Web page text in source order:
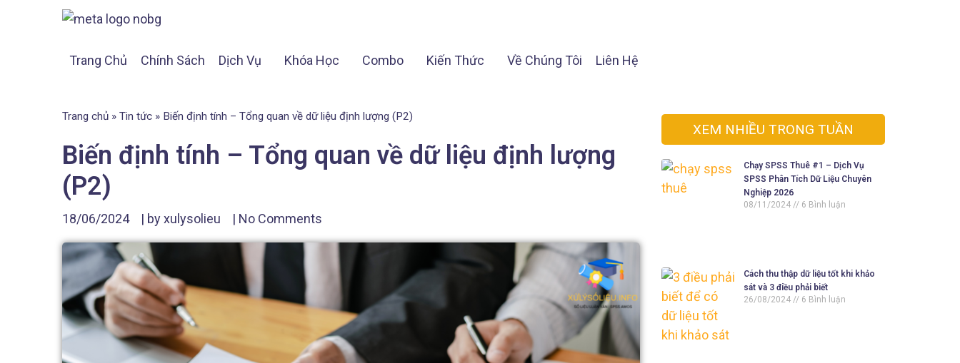
Trang Chủ Chính Sách Dịch Vụ Khóa Học Combo Kiến Thức Về Chúng Tôi Liên Hệ
Trang chủ » Tin tức » Biến định tính – Tổng quan về dữ liệu định lượng (P2)
Biến định tính – Tổng quan về dữ liệu định lượng
(P2)
18/06/2024 | byxulysolieu | No Comments
XEM NHIỀU TRONG TUẦN
Chạy SPSS Thuê #1 – Dịch Vụ
SPSS Phân Tích Dữ Liệu Chuyên
Nghiệp 2026
08/11/2024
6 Bình luận
Cách thu thập dữ liệu tốt khi khảo
sát và 3 điều phải biết
26/08/2024
6 Bình luận